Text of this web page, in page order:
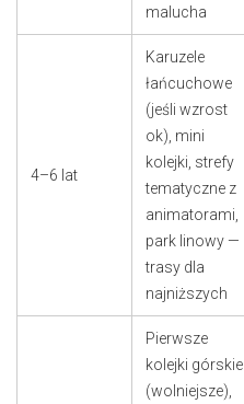
malucha
4–6 lat
Karuzele
łańcuchowe
(jeśli wzrost
ok), mini
kolejki, strefy
tematyczne z
animatorami,
park linowy —
trasy dla
najniższych
Pierwsze
kolejki górskie
(wolniejsze),